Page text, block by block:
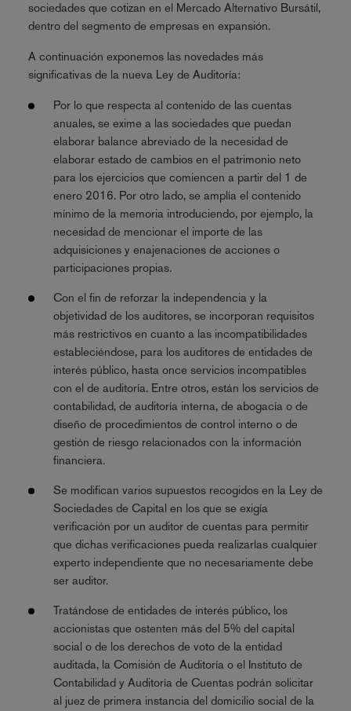
sociedades que cotizan en el Mercado Alternativo Bursátil,
dentro del segmento de empresas en expansión.
A continuación exponemos las novedades más
significativas de la nueva Ley de Auditoría:
Por lo que respecta al contenido de las cuentas
anuales, se exime a las sociedades que puedan
elaborar balance abreviado de la necesidad de
elaborar estado de cambios en el patrimonio neto
para los ejercicios que comiencen a partir del 1 de
enero 2016. Por otro lado, se amplía el contenido
mínimo de la memoria introduciendo, por ejemplo, la
necesidad de mencionar el importe de las
adquisiciones y enajenaciones de acciones o
participaciones propias.
Con el fin de reforzar la independencia y la
objetividad de los auditores, se incorporan requisitos
más restrictivos en cuanto a las incompatibilidades
estableciéndose, para los auditores de entidades de
interés público, hasta once servicios incompatibles
con el de auditoría. Entre otros, están los servicios de
contabilidad, de auditoría interna, de abogacía o de
diseño de procedimientos de control interno o de
gestión de riesgo relacionados con la información
financiera.
Se modifican varios supuestos recogidos en la Ley de
Sociedades de Capital en los que se exigía
verificación por un auditor de cuentas para permitir
que dichas verificaciones pueda realizarlas cualquier
experto independiente que no necesariamente debe
ser auditor.
Tratándose de entidades de interés público, los
accionistas que ostenten más del 5% del capital
social o de los derechos de voto de la entidad
auditada, la Comisión de Auditoría o el Instituto de
Contabilidad y Auditoría de Cuentas podrán solicitar
al juez de primera instancia del domicilio social de la